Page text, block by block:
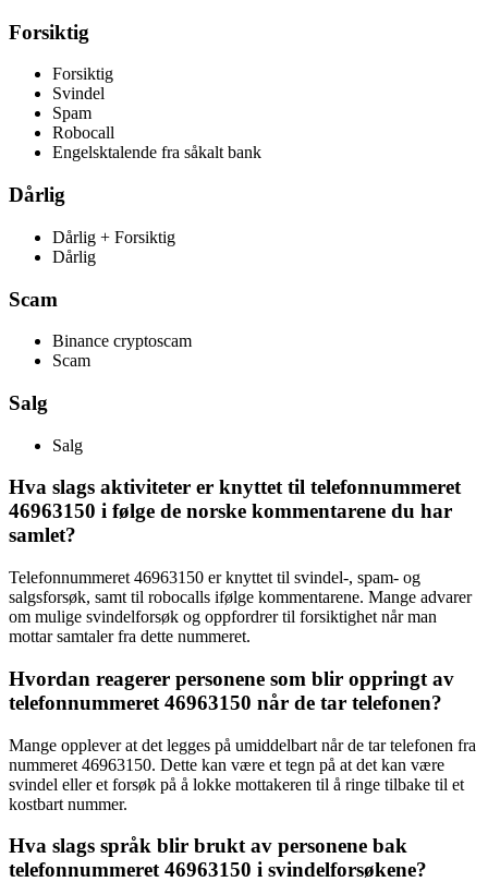
Forsiktig
Forsiktig
Svindel
Spam
Robocall
Engelsktalende fra såkalt bank
Dårlig
Dårlig + Forsiktig
Dårlig
Scam
Binance cryptoscam
Scam
Salg
Salg
Hva slags aktiviteter er knyttet til telefonnummeret
46963150 i følge de norske kommentarene du har
samlet?
Telefonnummeret 46963150 er knyttet til svindel-, spam- og
salgsforsøk, samt til robocalls ifølge kommentarene. Mange advarer
om mulige svindelforsøk og oppfordrer til forsiktighet når man
mottar samtaler fra dette nummeret.
Hvordan reagerer personene som blir oppringt av
telefonnummeret 46963150 når de tar telefonen?
Mange opplever at det legges på umiddelbart når de tar telefonen fra
nummeret 46963150. Dette kan være et tegn på at det kan være
svindel eller et forsøk på å lokke mottakeren til å ringe tilbake til et
kostbart nummer.
Hva slags språk blir brukt av personene bak
telefonnummeret 46963150 i svindelforsøkene?